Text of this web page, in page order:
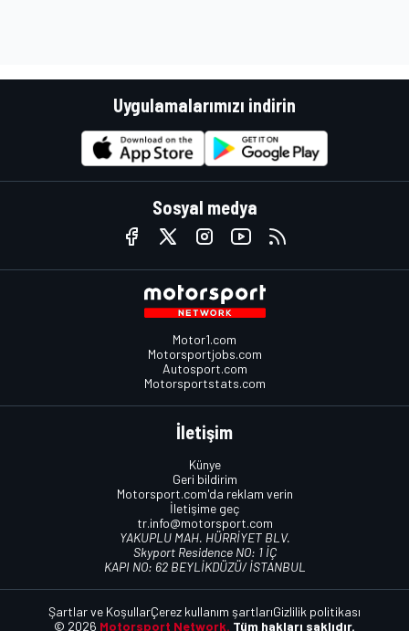
Uygulamalarımızı indirin
Sosyal medya
Motor1.com
Motorsportjobs.com
Autosport.com
Motorsportstats.com
İletişim
Künye
Geri bildirim
Motorsport.com'da reklam verin
İletişime geç
tr.info@motorsport.com
YAKUPLU MAH. HÜRRİYET BLV.
Skyport Residence NO: 1 İÇ
KAPI NO: 62 BEYLİKDÜZÜ/ İSTANBUL
© 2026 Motorsport Network. Tüm hakları saklıdır.
Şartlar ve KoşullarÇerez kullanım şartlarıGizlilik politikası